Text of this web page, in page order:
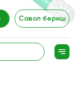
Савол бериш